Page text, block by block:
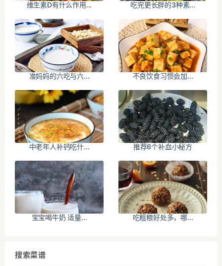
维生素D有什么作用... 吃完更长胖的3种素...
准妈妈的六吃与六... 不良饮食习惯会加...
中老年人补钙吃什... 推荐6个补血小秘方
宝宝喝牛奶 适量... 吃粗粮好处多，哪...
搜索菜谱